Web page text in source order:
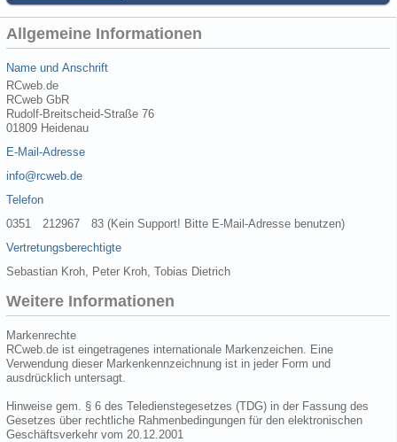
Allgemeine Informationen
Name und Anschrift
RCweb.de
RCweb GbR
Rudolf-Breitscheid-Straße 76
01809 Heidenau
E-Mail-Adresse
info@rcweb.de
Telefon
0351 212967 83 (Kein Support! Bitte E-Mail-Adresse benutzen)
Vertretungsberechtigte
Sebastian Kroh, Peter Kroh, Tobias Dietrich
Weitere Informationen
Markenrechte
RCweb.de ist eingetragenes internationale Markenzeichen. Eine
Verwendung dieser Markenkennzeichnung ist in jeder Form und
ausdrücklich untersagt.
Hinweise gem. § 6 des Teledienstegesetzes (TDG) in der Fassung des
Gesetzes über rechtliche Rahmenbedingungen für den elektronischen
Geschäftsverkehr vom 20.12.2001